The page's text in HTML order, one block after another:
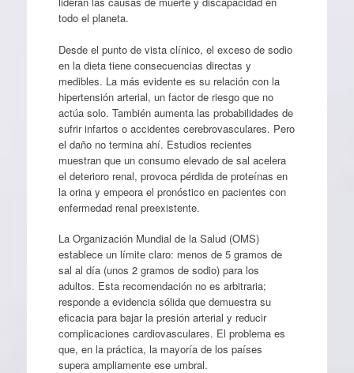
todo el planeta.
Desde el punto de vista clínico, el exceso de sodio
en la dieta tiene consecuencias directas y
medibles. La más evidente es su relación con la
hipertensión arterial, un factor de riesgo que no
actúa solo. También aumenta las probabilidades de
sufrir infartos o accidentes cerebrovasculares. Pero
el daño no termina ahí. Estudios recientes
muestran que un consumo elevado de sal acelera
el deterioro renal, provoca pérdida de proteínas en
la orina y empeora el pronóstico en pacientes con
enfermedad renal preexistente.
La Organización Mundial de la Salud (OMS)
establece un límite claro: menos de 5 gramos de
sal al día (unos 2 gramos de sodio) para los
adultos. Esta recomendación no es arbitraria;
responde a evidencia sólida que demuestra su
eficacia para bajar la presión arterial y reducir
complicaciones cardiovasculares. El problema es
que, en la práctica, la mayoría de los países
supera ampliamente ese umbral.